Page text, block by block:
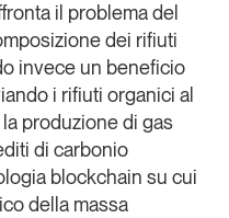
Italy che racconta in
e le sfide del largo
e
Italy
Tendenze
il problema del
dei rifiuti
invece un beneficio
i rifiuti organici al
produzione di gas
di carbonio
blockchain su cui
della massa